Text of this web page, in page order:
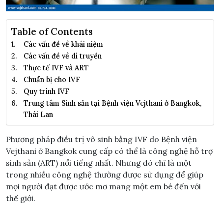
Table of Contents
Các vấn đề về khái niệm
Các vấn đề về di truyền
Thực tế IVF và ART
Chuẩn bị cho IVF
Quy trình IVF
Trung tâm Sinh sản tại Bệnh viện Vejthani ở Bangkok,
Thái Lan
Phương pháp điều trị vô sinh bằng IVF do Bệnh viện
Vejthani ở Bangkok cung cấp có thể là công nghệ hỗ trợ
sinh sản (ART) nổi tiếng nhất. Nhưng đó chỉ là một
trong nhiều công nghệ thường được sử dụng để giúp
mọi người đạt được ước mơ mang một em bé đến với
thế giới.